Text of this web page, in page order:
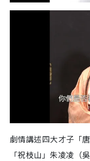
劇情講述四大才子「
「祝枝山」朱凌凌（